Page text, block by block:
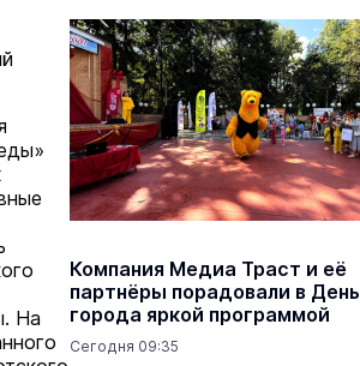
На
Компания Медиа Траст и её
партнёры порадовали в День
города яркой программой
Сегодня 09:35